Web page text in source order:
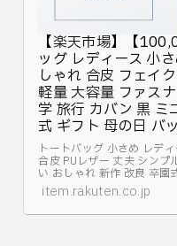
【楽天市場】【
ッグ レディース 小
しゃれ 合皮 フェイ
軽量 大容量 ファス
学 旅行 カバン 黒 ミ
式 ギフト 母の日 バ
トートバッグ 小さめ レデ
合皮 PUレザー 丈夫 シンプ
い おしゃれ 新作 改良 卒
個販売 １位】トートバッグ
いい ...
item.rakuten.co.jp